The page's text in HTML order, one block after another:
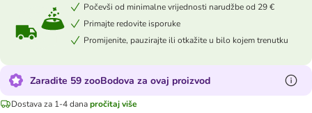
Počevši od minimalne vrijednosti narudžbe od 29 €
Primajte redovite isporuke
Promijenite, pauzirajte ili otkažite u bilo kojem trenutku
Zaradite 59 zooBodova za ovaj proizvod
Dostava za 1-4 danapročitaj više